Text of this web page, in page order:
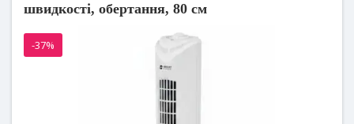
швидкості, обертання, 80 см
-37%